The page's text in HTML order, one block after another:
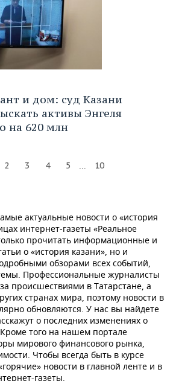
и дом: суд Казани
активы Энгеля
на 620 млн
2 3 4 5 ... 10
актуальные новости о «история
интернет-газеты «Реальное
прочитать информационные и
о «история казани», но и
обзорами всех событий,
Профессиональные журналисты
происшествиями в Татарстане, а
странах мира, поэтому новости в
обновляются. У нас вы найдете
о последних изменениях о
того на нашем портале
мирового финансового рынка,
Чтобы всегда быть в курсе
новости в главной ленте и в
газеты.